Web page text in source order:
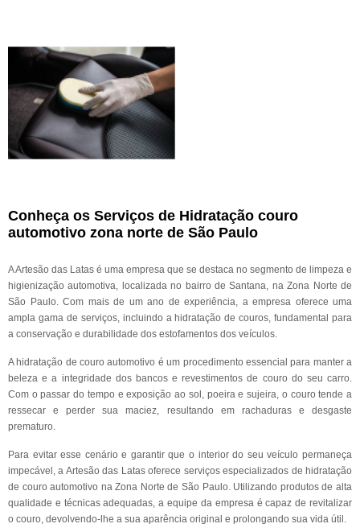
Conheça os Serviços de Hidratação couro
automotivo zona norte de São Paulo
A Artesão das Latas é uma empresa que se destaca no segmento de limpeza e
higienização automotiva, localizada no bairro de Santana, na Zona Norte de
São Paulo. Com mais de um ano de experiência, a empresa oferece uma
ampla gama de serviços, incluindo a hidratação de couros, fundamental para
a conservação e durabilidade dos estofamentos dos veículos.
A hidratação de couro automotivo é um procedimento essencial para manter a
beleza e a integridade dos bancos e revestimentos de couro do seu carro.
Com o passar do tempo e exposição ao sol, poeira e sujeira, o couro tende a
ressecar e perder sua maciez, resultando em rachaduras e desgaste
prematuro.
Para evitar esse cenário e garantir que o interior do seu veículo permaneça
impecável, a Artesão das Latas oferece serviços especializados de hidratação
de couro automotivo na Zona Norte de São Paulo. Utilizando produtos de alta
qualidade e técnicas adequadas, a equipe da empresa é capaz de revitalizar
o couro, devolvendo-lhe a sua aparência original e prolongando sua vida útil.